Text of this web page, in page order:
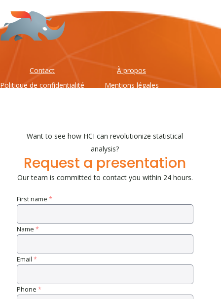
Contact À propos
Politique de confidentialité Mentions légales
Want to see how HCI can revolutionize statistical
analysis?
Request a presentation
Our team is committed to contact you within 24 hours.
First name *
Name *
Email *
Phone *